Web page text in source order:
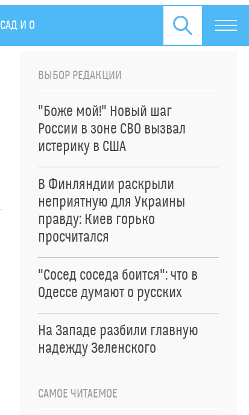
САД И ОГОРОД
ВЫБОР РЕДАКЦИИ
"Боже мой!" Новый шаг
России в зоне СВО вызвал
истерику в США
В Финляндии раскрыли
неприятную для Украины
правду: Киев горько
просчитался
"Сосед соседа боится": что в
Одессе думают о русских
На Западе разбили главную
надежду Зеленского
САМОЕ ЧИТАЕМОЕ